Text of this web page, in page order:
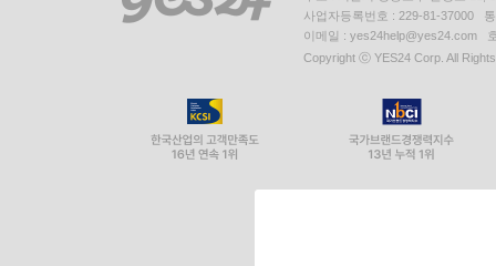
사업자등록번호 : 229-81-37000
이메일 : yes24help@yes24.com
Copyright ⓒ YES24 Corp. All